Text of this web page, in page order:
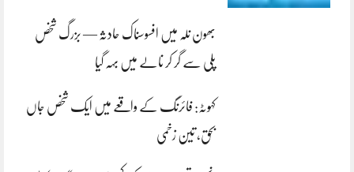
بھون نلہ میں افسوسناک حادثہ — بزرگ شخص
پلی سے گر کر نالے میں بہہ گیا
کہوٹہ: فائرنگ کے واقعے میں ایک شخص جاں
بحق، تین زخمی